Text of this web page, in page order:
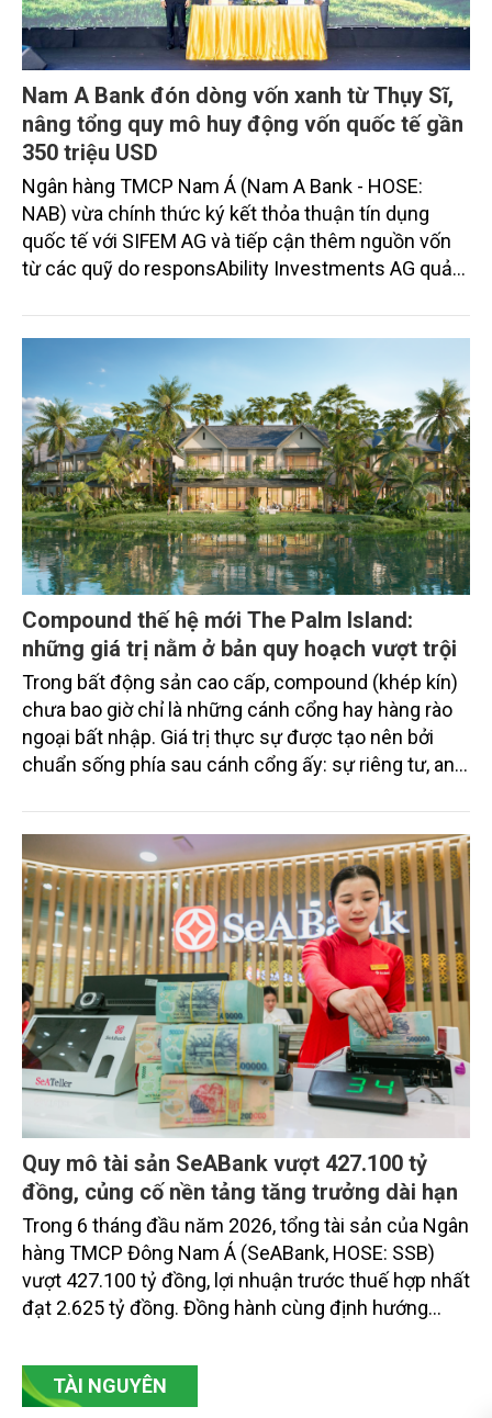
Nam A Bank đón dòng vốn xanh từ Thụy Sĩ,
nâng tổng quy mô huy động vốn quốc tế gần
350 triệu USD
Ngân hàng TMCP Nam Á (Nam A Bank - HOSE:
NAB) vừa chính thức ký kết thỏa thuận tín dụng
quốc tế với SIFEM AG và tiếp cận thêm nguồn vốn
từ các quỹ do responsAbility Investments AG quản
thu hút thành công từ đầu năm đến nay lên gần 350
Compound thế hệ mới The Palm Island:
những giá trị nằm ở bản quy hoạch vượt trội
Trong bất động sản cao cấp, compound (khép kín)
chưa bao giờ chỉ là những cánh cổng hay hàng rào
ngoại bất nhập. Giá trị thực sự được tạo nên bởi
chuẩn sống phía sau cánh cổng ấy: sự riêng tư, an
vụ được thiết kế dành riêng cho họ.
Quy mô tài sản SeABank vượt 427.100 tỷ
đồng, củng cố nền tảng tăng trưởng dài hạn
Trong 6 tháng đầu năm 2026, tổng tài sản của Ngân
hàng TMCP Đông Nam Á (SeABank, HOSE: SSB)
vượt 427.100 tỷ đồng, lợi nhuận trước thuế hợp nhất
đạt 2.625 tỷ đồng. Đồng hành cùng định hướng
SeABank tiếp tục duy trì hoạt động hiệu quả, mở
rộng tín dụng, củng cố nguồn vốn và đảm bảo các
TÀI NGUYÊN